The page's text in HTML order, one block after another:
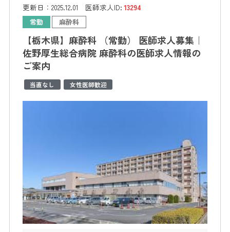
更新日： 2025.12.01 医師求人ID:13294
常勤 麻酔科
【栃木県】麻酔科 （常勤） 医師求人募集｜
佐野厚生総合病院 麻酔科の医師求人情報の
ご案内
当直なし 女性医師歓迎